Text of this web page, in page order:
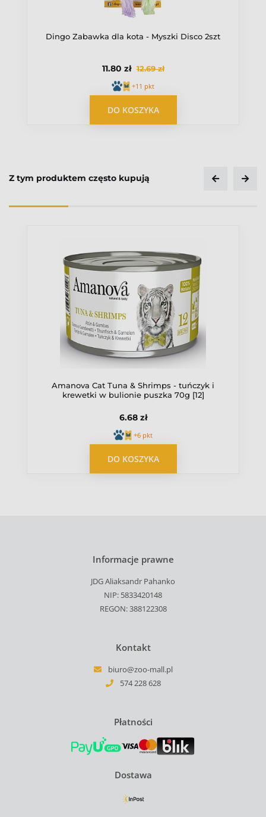
OPUBLIKUJ OPINIĘ
Dingo Zabawka dla kota - Myszki Disco 2szt
11.80 zł 12.69 zł
+11 pkt
DO KOSZYKA
Z tym produktem często kupują
Amanova Cat Tuna & Shrimps - tuńczyk i
krewetki w bulionie puszka 70g [12]
6.68 zł
+6 pkt
DO KOSZYKA
Informacje prawne
JDG Aliaksandr Pahanko
NIP: 5833420148
REGON: 388122308
Kontakt
biuro@zoo-mall.pl
574 228 628
Płatności
Dostawa